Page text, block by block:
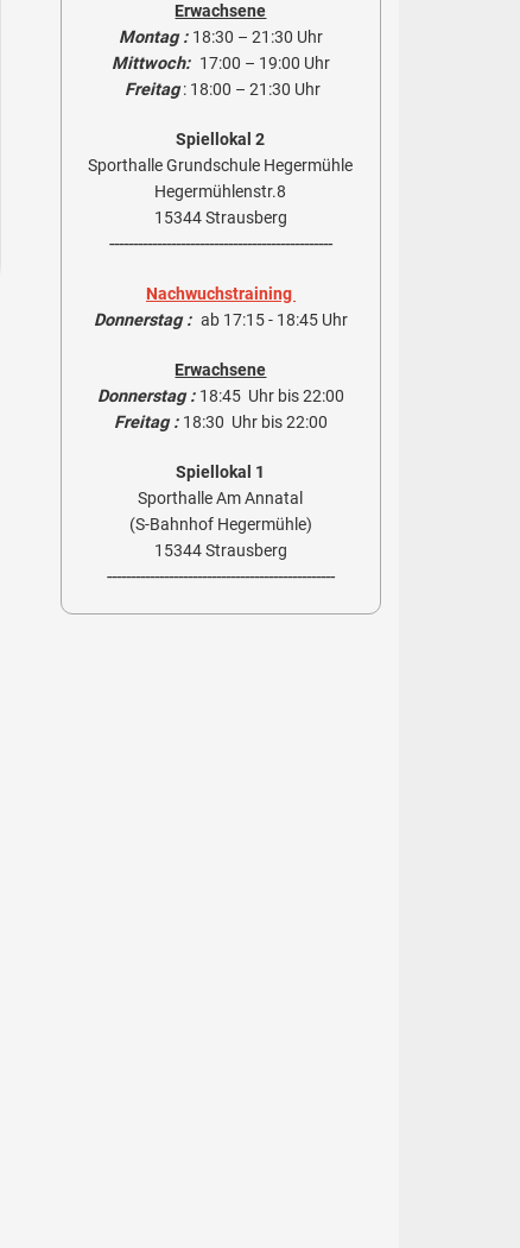
Erwachsene
Montag : 18:30 – 21:30 Uhr
Mittwoch: 17:00 – 19:00 Uhr
Freitag: 18:00 – 21:30 Uhr
Spiellokal 2
Sporthalle Grundschule Hegermühle
Hegermühlenstr.8
15344 Strausberg
-----------------------------------------------
Nachwuchstraining
Donnerstag : ab 17:15 - 18:45 Uhr
Erwachsene
Donnerstag : 18:45 Uhr bis 22:00
Freitag : 18:30 Uhr bis 22:00
Spiellokal 1
Sporthalle Am Annatal
(S-Bahnhof Hegermühle)
15344 Strausberg
------------------------------------------------